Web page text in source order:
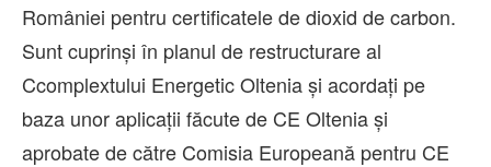
României pentru certificatele de dioxid de carbon.
Sunt cuprinși în planul de restructurare al
Ccomplextului Energetic Oltenia și acordați pe
baza unor aplicații făcute de CE Oltenia și
aprobate de către Comisia Europeană pentru CE